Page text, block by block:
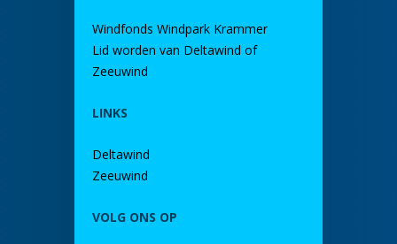
Windfonds Windpark Krammer
Lid worden van Deltawind of
Zeeuwind
LINKS
Deltawind
Zeeuwind
VOLG ONS OP